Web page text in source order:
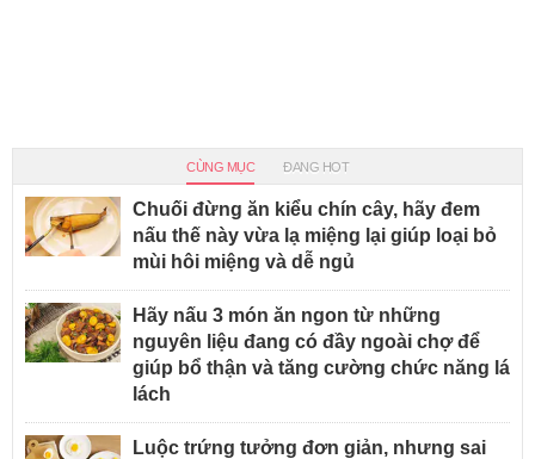
CÙNG MỤC ĐANG HOT
Chuối đừng ăn kiểu chín cây, hãy đem
nấu thế này vừa lạ miệng lại giúp loại bỏ
mùi hôi miệng và dễ ngủ
Hãy nấu 3 món ăn ngon từ những
nguyên liệu đang có đầy ngoài chợ để
giúp bổ thận và tăng cường chức năng lá
lách
Luộc trứng tưởng đơn giản, nhưng sai